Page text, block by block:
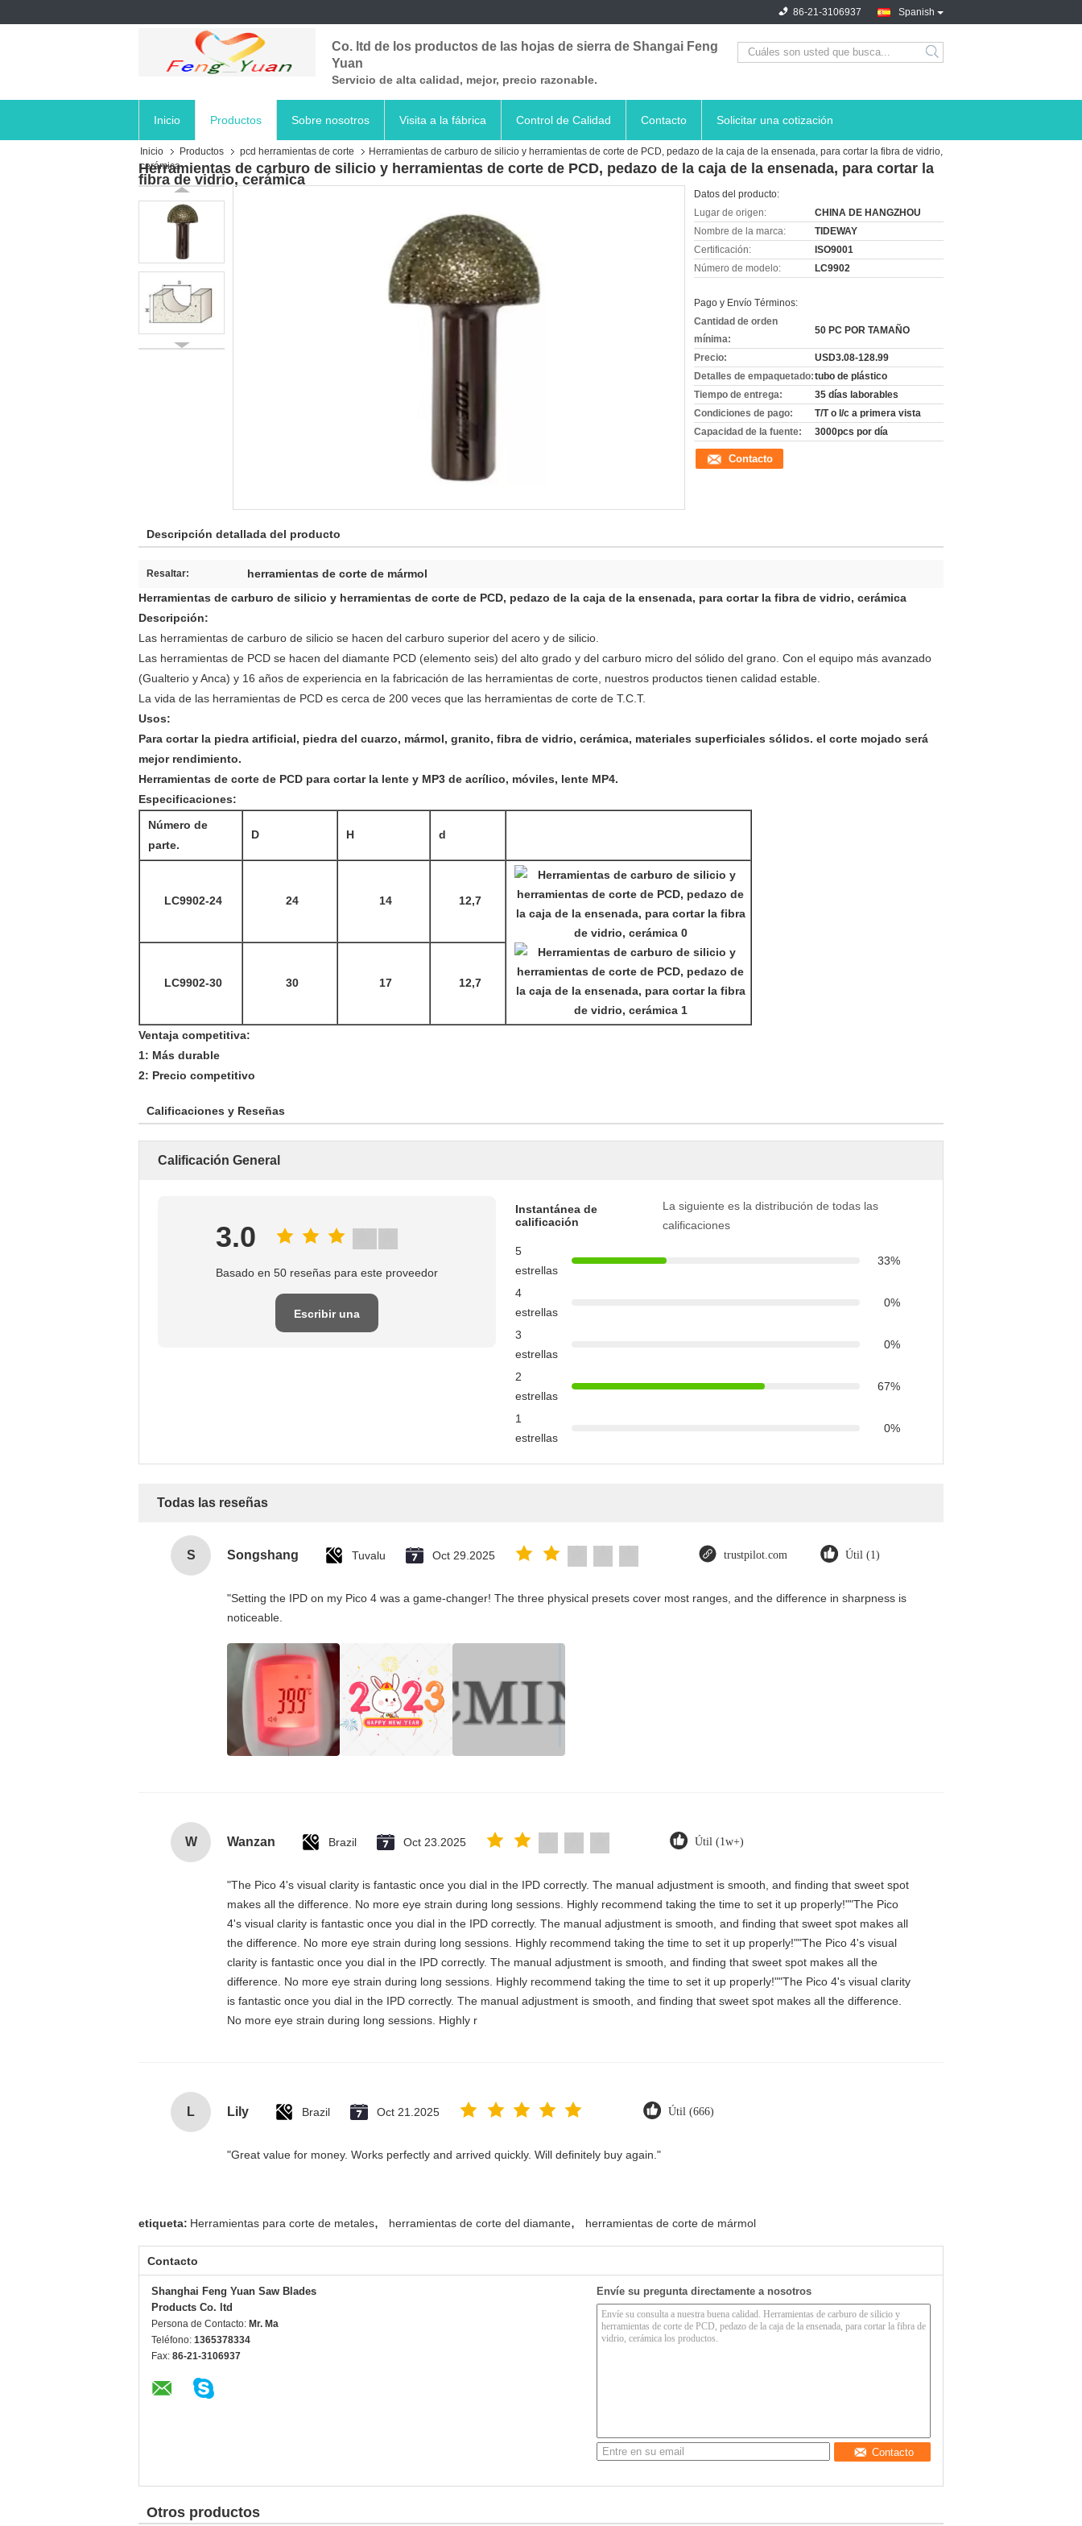
Spanish
86-21-3106937
Co. ltd de los productos de las hojas de sierra de Shangai Feng
Yuan
Servicio de alta calidad, mejor, precio razonable.
Inicio Productos Sobre nosotros Visita a la fábrica Control de Calidad Contacto Solicitar una cotización
Inicio Productos pcd herramientas de corte
Herramientas de carburo de silicio y herramientas de corte de PCD, pedazo de la caja de la ensenada, para cortar la fibra de vidrio,
cerámica
Herramientas de carburo de silicio y herramientas de corte de PCD, pedazo de la caja de la ensenada, para cortar la
fibra de vidrio, cerámica
Datos del producto:
Lugar de origen:
CHINA DE HANGZHOU
Nombre de la marca:
TIDEWAY
Certificación:
ISO9001
Número de modelo:
LC9902
Pago y Envío Términos:
Cantidad de orden
mínima:
50 PC POR TAMAÑO
Precio:
USD3.08-128.99
Detalles de empaquetado:tubo de plástico
Tiempo de entrega:
35 días laborables
Condiciones de pago:
T/T o l/c a primera vista
Capacidad de la fuente:
3000pcs por día
Contacto
Descripción detallada del producto
Resaltar:
herramientas de corte de mármol
Herramientas de carburo de silicio y herramientas de corte de PCD, pedazo de la caja de la ensenada, para cortar la fibra de vidrio, cerámica
Descripción:
Las herramientas de carburo de silicio se hacen del carburo superior del acero y de silicio.
Las herramientas de PCD se hacen del diamante PCD (elemento seis) del alto grado y del carburo micro del sólido del grano. Con el equipo más avanzado
(Gualterio y Anca) y 16 años de experiencia en la fabricación de las herramientas de corte, nuestros productos tienen calidad estable.
La vida de las herramientas de PCD es cerca de 200 veces que las herramientas de corte de T.C.T.
Usos:
Para cortar la piedra artificial, piedra del cuarzo, mármol, granito, fibra de vidrio, cerámica, materiales superficiales sólidos. el corte mojado será
mejor rendimiento.
Herramientas de corte de PCD para cortar la lente y MP3 de acrílico, móviles, lente MP4.
Especificaciones:
Número de
parte.
D H d
LC9902-24 24 14 12,7
LC9902-30 30 17 12,7
Ventaja competitiva:
1: Más durable
2: Precio competitivo
Calificaciones y Reseñas
Calificación General
3.0
Basado en 50 reseñas para este proveedor
Escribir una
Instantánea de
calificación
La siguiente es la distribución de todas las
calificaciones
5
estrellas
33%
4
estrellas
0%
3
estrellas
0%
2
estrellas
67%
1
estrellas
0%
Todas las reseñas
S Songshang Tuvalu Oct 29.2025 trustpilot.com Útil (1)
"Setting the IPD on my Pico 4 was a game-changer! The three physical presets cover most ranges, and the difference in sharpness is
noticeable.
W Wanzan Brazil Oct 23.2025 Útil (1w+)
"The Pico 4's visual clarity is fantastic once you dial in the IPD correctly. The manual adjustment is smooth, and finding that sweet spot
makes all the difference. No more eye strain during long sessions. Highly recommend taking the time to set it up properly!""The Pico
4's visual clarity is fantastic once you dial in the IPD correctly. The manual adjustment is smooth, and finding that sweet spot makes all
the difference. No more eye strain during long sessions. Highly recommend taking the time to set it up properly!""The Pico 4's visual
clarity is fantastic once you dial in the IPD correctly. The manual adjustment is smooth, and finding that sweet spot makes all the
difference. No more eye strain during long sessions. Highly recommend taking the time to set it up properly!""The Pico 4's visual clarity
is fantastic once you dial in the IPD correctly. The manual adjustment is smooth, and finding that sweet spot makes all the difference.
No more eye strain during long sessions. Highly r
L Lily Brazil Oct 21.2025 Útil (666)
"Great value for money. Works perfectly and arrived quickly. Will definitely buy again."
etiqueta: Herramientas para corte de metales, herramientas de corte del diamante, herramientas de corte de mármol
Contacto
Shanghai Feng Yuan Saw Blades
Products Co. ltd
Persona de Contacto: Mr. Ma
Teléfono: 1365378334
Fax: 86-21-3106937
Envíe su pregunta directamente a nosotros
Contacto
Otros productos